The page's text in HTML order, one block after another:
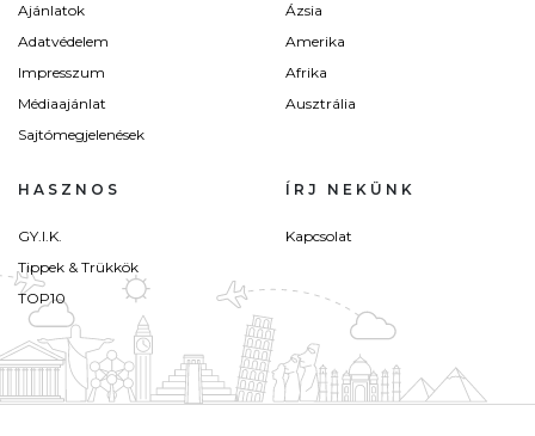
Ajánlatok
Adatvédelem
Impresszum
Médiaajánlat
Sajtómegjelenések
Ázsia
Amerika
Afrika
Ausztrália
HASZNOS
GY.I.K.
Tippek & Trükkök
TOP10
ÍRJ NEKÜNK
Kapcsolat